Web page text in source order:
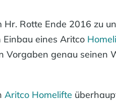
Hr. Rotte Ende 2016 zu
eines Aritco
Vorgaben genau seinen
Aritco Homelifte